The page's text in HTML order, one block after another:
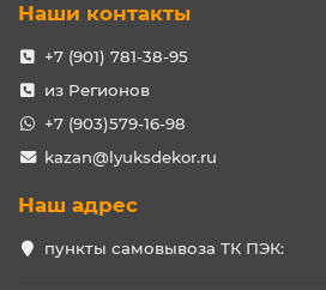
Наши контакты
+7 (901) 781-38-95
из Регионов
+7 (903)579-16-98
kazan@lyuksdekor.ru
Наш адрес
пункты самовывоза ТК ПЭК: